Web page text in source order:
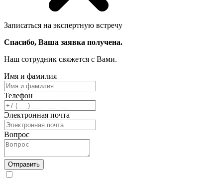
Записаться на экспертную встречу
Спасибо, Ваша заявка получена.
Наш сотрудник свяжется с Вами.
Имя и фамилия
Телефон
Электронная почта
Вопрос
Отправить